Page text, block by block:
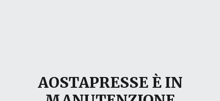
AOSTAPRESSE È IN